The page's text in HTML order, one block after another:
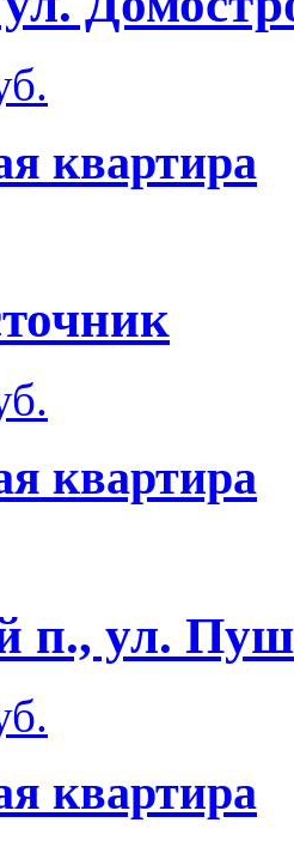
квартира
квартира
п., ул.
квартира